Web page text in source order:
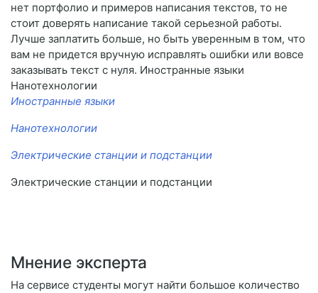
нет портфолио и примеров написания текстов, то не
стоит доверять написание такой серьезной работы.
Лучше заплатить больше, но быть уверенным в том, что
вам не придется вручную исправлять ошибки или вовсе
заказывать текст с нуля. Иностранные языки
Нанотехнологии
Иностранные языки
Нанотехнологии
Электрические станции и подстанции
Электрические станции и подстанции
Мнение эксперта
На сервисе студенты могут найти большое количество